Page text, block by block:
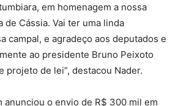
em homenagem a nossa
de Cássia. Vai ter uma linda
campal, e agradeço aos deputados e
ao presidente Bruno Peixoto
projeto de lei”, destacou Nader.
anunciou o envio de R$ 300 mil em